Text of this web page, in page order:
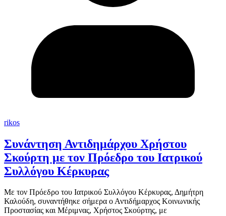
rikos
Συνάντηση Αντιδημάρχου Χρήστου
Σκούρτη με τον Πρόεδρο του Ιατρικού
Συλλόγου Κέρκυρας
Με τον Πρόεδρο του Ιατρικού Συλλόγου Κέρκυρας, Δημήτρη
Καλούδη, συναντήθηκε σήμερα ο Αντιδήμαρχος Κοινωνικής
Προστασίας και Μέριμνας, Χρήστος Σκούρτης, με